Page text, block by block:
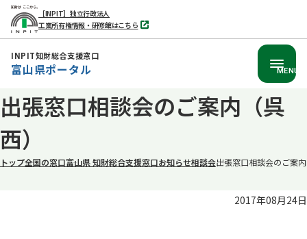
本
文
へ
［INPIT］独立行政法人
工業所有権情報・研修館はこちら
別
タ
INPIT知財総合支援窓口
富山県ポータル MENU
出張窓口相談会のご案内（呉
西）
トップ全国の窓口富山県 知財総合支援窓口お知らせ相談会出張窓口相談会のご案
2017年08月24日